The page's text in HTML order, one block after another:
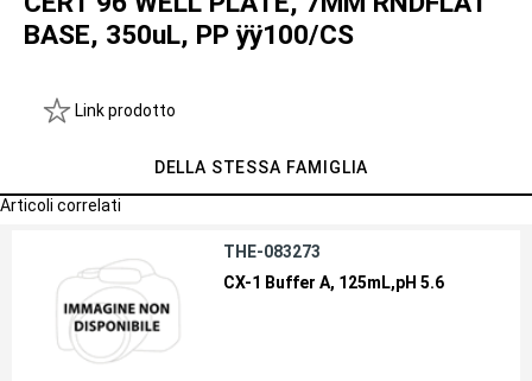
BASE, 350uL, PP ÿÿ100/CS
Link prodotto
DELLA STESSA FAMIGLIA
Articoli correlati
THE-083273
CX-1 Buffer A, 125mL,pH 5.6